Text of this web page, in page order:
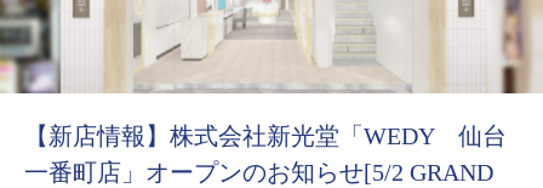
【新店情報】株式会社新光堂「WEDY 仙台
一番町店」オープンのお知らせ[5/2 GRAND